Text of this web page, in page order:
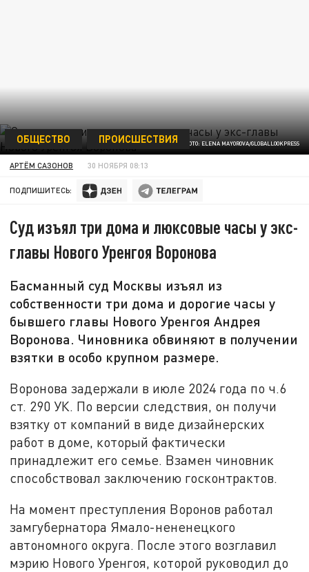
ФОТО: ELENA MAYOROVA/GLOBALLOOKPRESS
ОБЩЕСТВО ПРОИСШЕСТВИЯ
АРТЁМ САЗОНОВ 30 НОЯБРЯ 08:13
ПОДПИШИТЕСЬ:
Суд изъял три дома и люксовые часы у экс-
главы Нового Уренгоя Воронова
Басманный суд Москвы изъял из
собственности три дома и дорогие часы у
бывшего главы Нового Уренгоя Андрея
Воронова. Чиновника обвиняют в получении
взятки в особо крупном размере.
Воронова задержали в июле 2024 года по ч.6
ст. 290 УК. По версии следствия, он получи
взятку от компаний в виде дизайнерских
работ в доме, который фактически
принадлежит его семье. Взамен чиновник
способствовал заключению госконтрактов.
На момент преступления Воронов работал
замгубернатора Ямало-нененецкого
автономного округа. После этого возглавил
мэрию Нового Уренгоя, которой руководил до